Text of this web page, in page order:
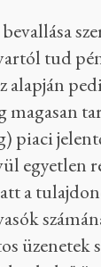
tud
alapján
magasan
piaci
egyetlen
a
üzenetek